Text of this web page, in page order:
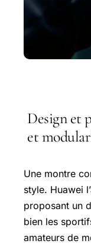
Design et
et
Une montre
style. Huawei
proposant un
bien les
amateurs de